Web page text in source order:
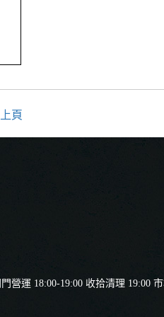
頁
18:00-19:00 收拾清理 19:00 市